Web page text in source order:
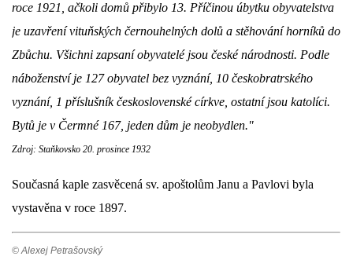
roce 1921, ačkoli domů přibylo 13. Příčinou úbytku obyvatelstva
je uzavření vituňských černouhelných dolů a stěhování horníků do
Zbůchu. Všichni zapsaní obyvatelé jsou české národnosti. Podle
náboženství je 127 obyvatel bez vyznání, 10 českobratrského
vyznání, 1 příslušník československé církve, ostatní jsou katolíci.
Bytů je v Čermné 167, jeden dům je neobydlen."
Zdroj: Staňkovsko 20. prosince 1932
Současná kaple zasvěcená sv. apoštolům Janu a Pavlovi byla
vystavěna v roce 1897.
© Alexej Petrašovský